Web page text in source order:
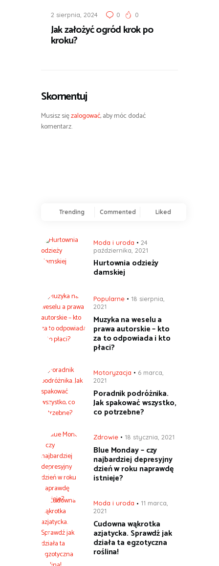
2 sierpnia, 2024 0 0
Jak założyć ogród krok po
kroku?
Skomentuj
Musisz sięzalogować, aby móc dodać
komentarz.
Trending Commented Liked
Moda i uroda
24
października, 2021
Hurtownia odzieży
damskiej
Popularne
18 sierpnia,
2021
Muzyka na weselu a
prawa autorskie – kto
za to odpowiada i kto
płaci?
Motoryzacja
6 marca,
2021
Poradnik podróżnika.
Jak spakować wszystko,
co potrzebne?
Zdrowie 18 stycznia, 2021
Blue Monday – czy
najbardziej depresyjny
dzień w roku naprawdę
istnieje?
Moda i uroda
11 marca,
2021
Cudowna wąkrotka
azjatycka. Sprawdź jak
działa ta egzotyczna
roślina!